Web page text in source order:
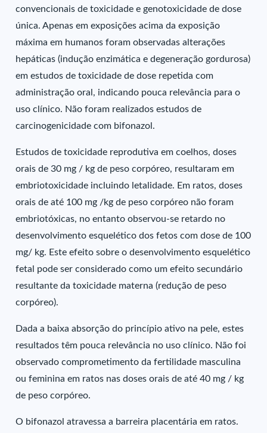
convencionais de toxicidade e genotoxicidade de dose
única. Apenas em exposições acima da exposição
máxima em humanos foram observadas alterações
hepáticas (indução enzimática e degeneração gordurosa)
em estudos de toxicidade de dose repetida com
administração oral, indicando pouca relevância para o
uso clínico. Não foram realizados estudos de
carcinogenicidade com bifonazol.
Estudos de toxicidade reprodutiva em coelhos, doses
orais de 30 mg / kg de peso corpóreo, resultaram em
embriotoxicidade incluindo letalidade. Em ratos, doses
orais de até 100 mg /kg de peso corpóreo não foram
embriotóxicas, no entanto observou-se retardo no
desenvolvimento esquelético dos fetos com dose de 100
mg/ kg. Este efeito sobre o desenvolvimento esquelético
fetal pode ser considerado como um efeito secundário
resultante da toxicidade materna (redução de peso
corpóreo).
Dada a baixa absorção do princípio ativo na pele, estes
resultados têm pouca relevância no uso clínico. Não foi
observado comprometimento da fertilidade masculina
ou feminina em ratos nas doses orais de até 40 mg / kg
de peso corpóreo.
O bifonazol atravessa a barreira placentária em ratos.